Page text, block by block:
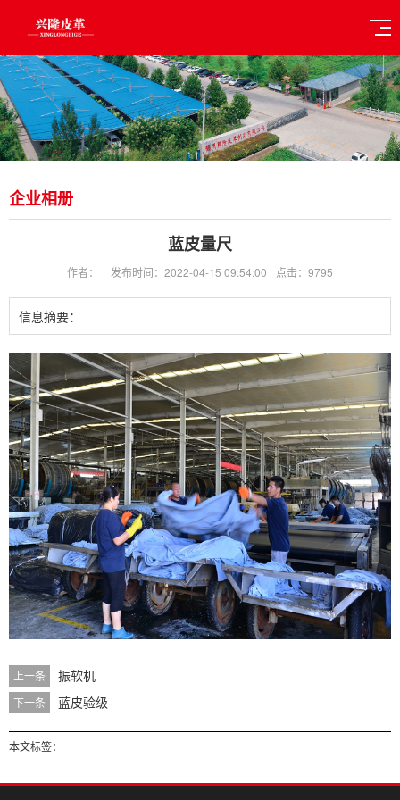
企业相册
蓝皮量尺
作者： 发布时间：2022-04-15 09:54:00 点击：9795
信息摘要：
上一条 振软机
下一条 蓝皮验级
本文标签：